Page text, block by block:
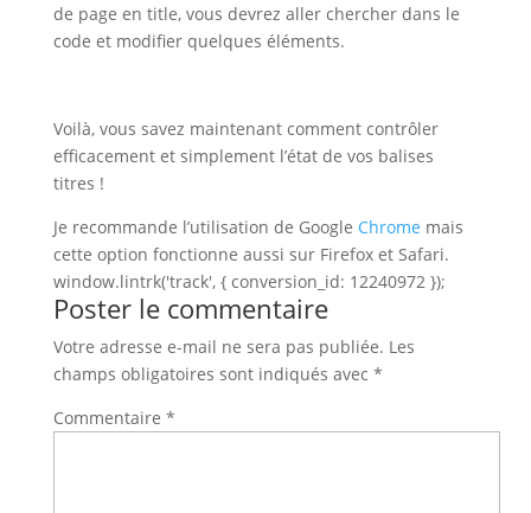
de page en title, vous devrez aller chercher dans le
code et modifier quelques éléments.
Voilà, vous savez maintenant comment contrôler
efficacement et simplement l’état de vos balises
titres !
Je recommande l’utilisation de Google Chrome mais
cette option fonctionne aussi sur Firefox et Safari.
window.lintrk('track', { conversion_id: 12240972 });
Poster le commentaire
Votre adresse e-mail ne sera pas publiée. Les
champs obligatoires sont indiqués avec *
Commentaire *